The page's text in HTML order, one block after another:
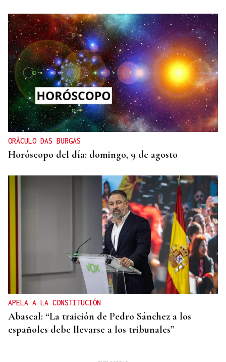
ORÁCULO DAS BURGAS
Horóscopo del día: domingo, 9 de agosto
APELA A LA CONSTITUCIÓN
Abascal: “La traición de Pedro Sánchez a los
españoles debe llevarse a los tribunales”